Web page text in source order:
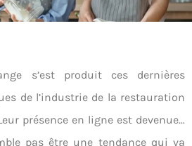
s’est produit ces dernières
de l’industrie de la restauration
présence en ligne est devenue…
pas être une tendance qui va